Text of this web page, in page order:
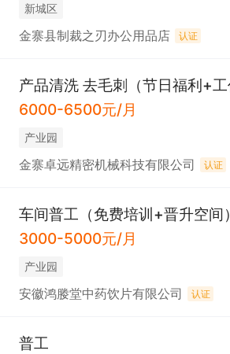
新城区
金寨县制裁之刃办公用品店 认证
6000-6500元/月
产业园
金寨卓远精密机械科技有限公司 认证
车间普工（免费培训+晋升空间）
3000-5000元/月
产业园
安徽鸿媵堂中药饮片有限公司 认证
普工